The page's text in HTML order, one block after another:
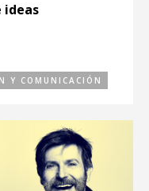
ideas
Y COMUNICACIÓN